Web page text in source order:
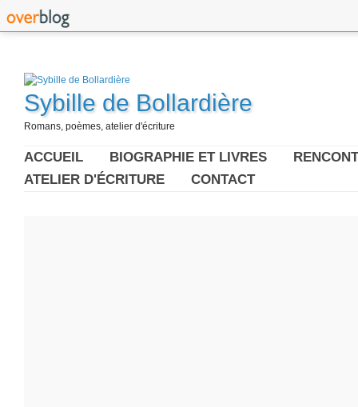
Sybille de Bollardière
Romans, poèmes, atelier d'écriture
ACCUEIL BIOGRAPHIE ET LIVRES
ATELIER D'ÉCRITURE
CONTACT